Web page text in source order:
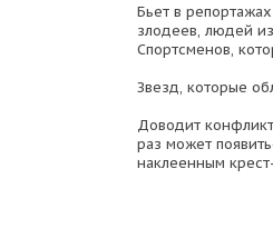
Бьет в
злодеев, людей
Спортсменов,
Звезд, которые
Доводит
раз может
наклеенным